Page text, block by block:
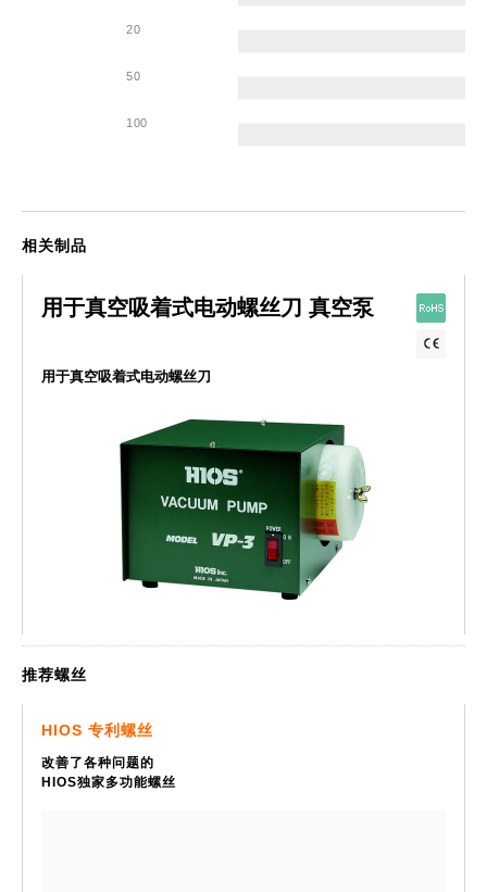
20
50
100
相关制品
用于真空吸着式电动螺丝刀 真空泵
用于真空吸着式电动螺丝刀
推荐螺丝
HIOS 专利螺丝
改善了各种问题的
HIOS独家多功能螺丝